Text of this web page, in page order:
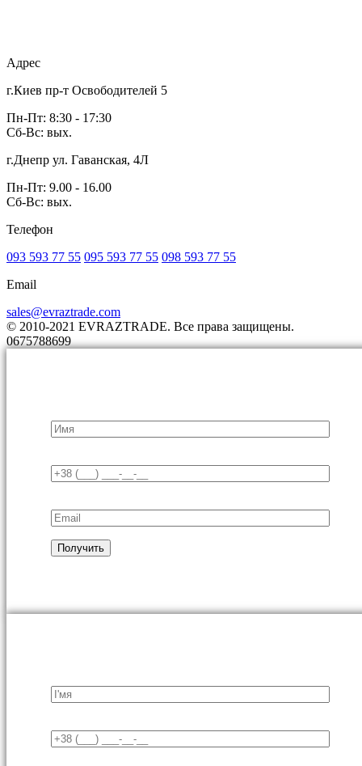
Адрес
г.Киев пр-т Освободителей 5
Пн-Пт: 8:30 - 17:30
Сб-Вс: вых.
г.Днепр ул. Гаванская, 4Л
Пн-Пт: 9.00 - 16.00
Сб-Вс: вых.
Телефон
093 593 77 55 095 593 77 55 098 593 77 55
Email
sales@evraztrade.com
© 2010-2021 EVRAZTRADE. Все права защищены.
0675788699